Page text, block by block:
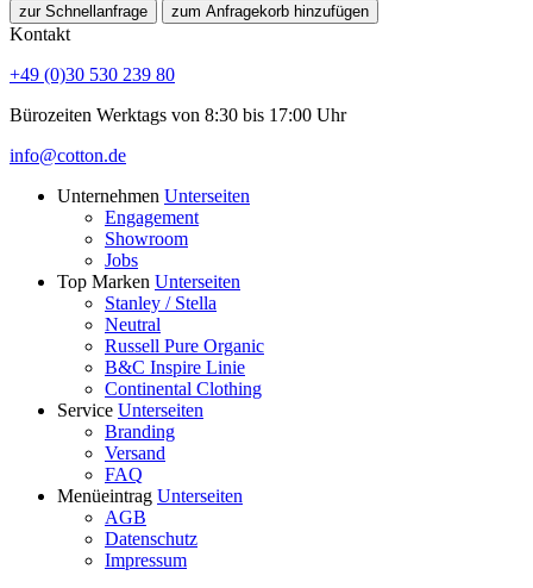
zur Schnellanfrage zum Anfragekorb hinzufügen
Kontakt
+49 (0)30 530 239 80
Bürozeiten Werktags von 8:30 bis 17:00 Uhr
info@cotton.de
Unternehmen Unterseiten
Engagement
Showroom
Jobs
Top Marken Unterseiten
Stanley / Stella
Neutral
Russell Pure Organic
B&C Inspire Linie
Continental Clothing
Service Unterseiten
Branding
Versand
FAQ
Menüeintrag Unterseiten
AGB
Datenschutz
Impressum